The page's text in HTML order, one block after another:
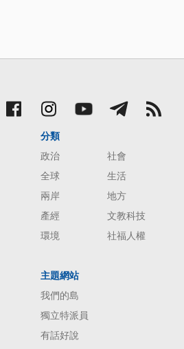
分類
政治
社會
全球
生活
兩岸
地方
產經
文教科技
環境
社福人權
主題網站
我們的島
獨立特派員
有話好說